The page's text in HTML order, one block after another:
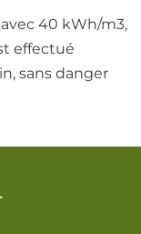
40 kWh/m3,
effectué
sans danger